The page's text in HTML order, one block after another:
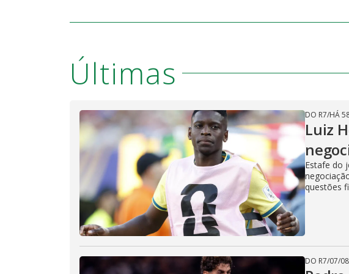
Últimas
DO R7/HÁ
Luiz
Estafe do
questões
DO R7/07/